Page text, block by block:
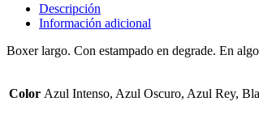
Descripción
Información adicional
Boxer largo. Con estampado en degrade. En
Color Azul Intenso, Azul Oscuro, Azul Rey,